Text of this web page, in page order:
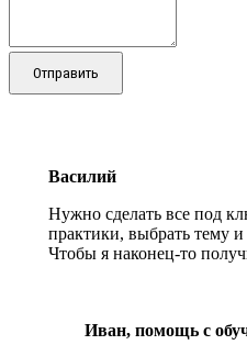
Отправить
Василий
Нужно сделать все под
практики, выбрать тему
Чтобы я наконец-то
Иван, помощь с